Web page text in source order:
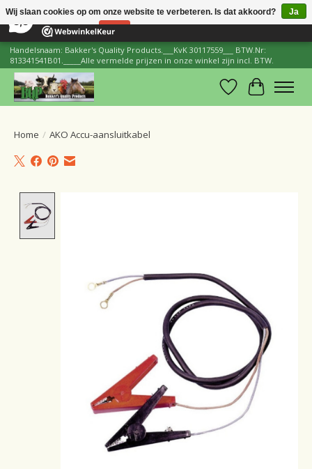
206 Reviews ×
Handelsnaam: Bakker's Quality Products.___KvK 30117559___ BTW.Nr:
813341541B01._____Alle vermelde prijzen in onze winkel zijn incl. BTW.
Verlanglijst
Home / AKO Accu-aansluitkabel
Wij slaan cookies op om onze website te verbeteren. Is dat akkoord?
Ja
Nee